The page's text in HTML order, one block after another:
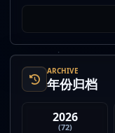
ARCHIVE
年份归档
2026
(72)